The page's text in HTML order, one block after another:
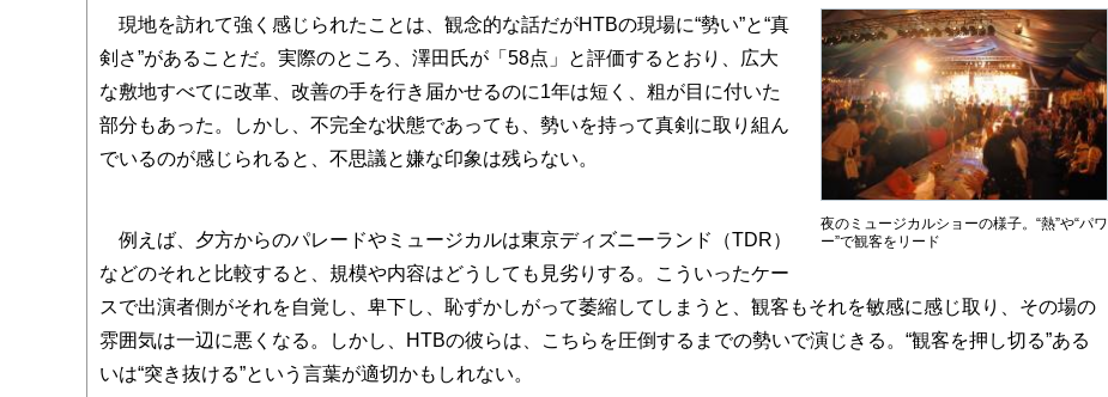
夜のミュージカルショーの様子。“熱”や“パワ
ー”で観客をリード
現地を訪れて強く感じられたことは、観念的な話だがHTBの現場に“勢い”と“真
剣さ”があることだ。実際のところ、澤田氏が「58点」と評価するとおり、広大
な敷地すべてに改革、改善の手を行き届かせるのに1年は短く、粗が目に付いた
部分もあった。しかし、不完全な状態であっても、勢いを持って真剣に取り組ん
でいるのが感じられると、不思議と嫌な印象は残らない。
例えば、夕方からのパレードやミュージカルは東京ディズニーランド（TDR）
などのそれと比較すると、規模や内容はどうしても見劣りする。こういったケー
スで出演者側がそれを自覚し、卑下し、恥ずかしがって萎縮してしまうと、観客もそれを敏感に感じ取り、その場の
雰囲気は一辺に悪くなる。しかし、HTBの彼らは、こちらを圧倒するまでの勢いで演じきる。“観客を押し切る”ある
いは“突き抜ける”という言葉が適切かもしれない。